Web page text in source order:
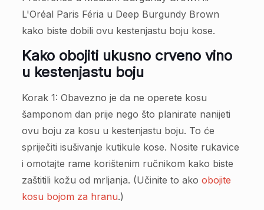
L'Oréal Paris Féria u Deep Burgundy Brown
kako biste dobili ovu kestenjastu boju kose.
Kako obojiti ukusno crveno vino
u kestenjastu boju
Korak 1: Obavezno je da ne operete kosu
šamponom dan prije nego što planirate nanijeti
ovu boju za kosu u kestenjastu boju. To će
spriječiti isušivanje kutikule kose. Nosite rukavice
i omotajte rame korištenim ručnikom kako biste
zaštitili kožu od mrljanja. (Učinite to ako obojite
kosu bojom za hranu.)